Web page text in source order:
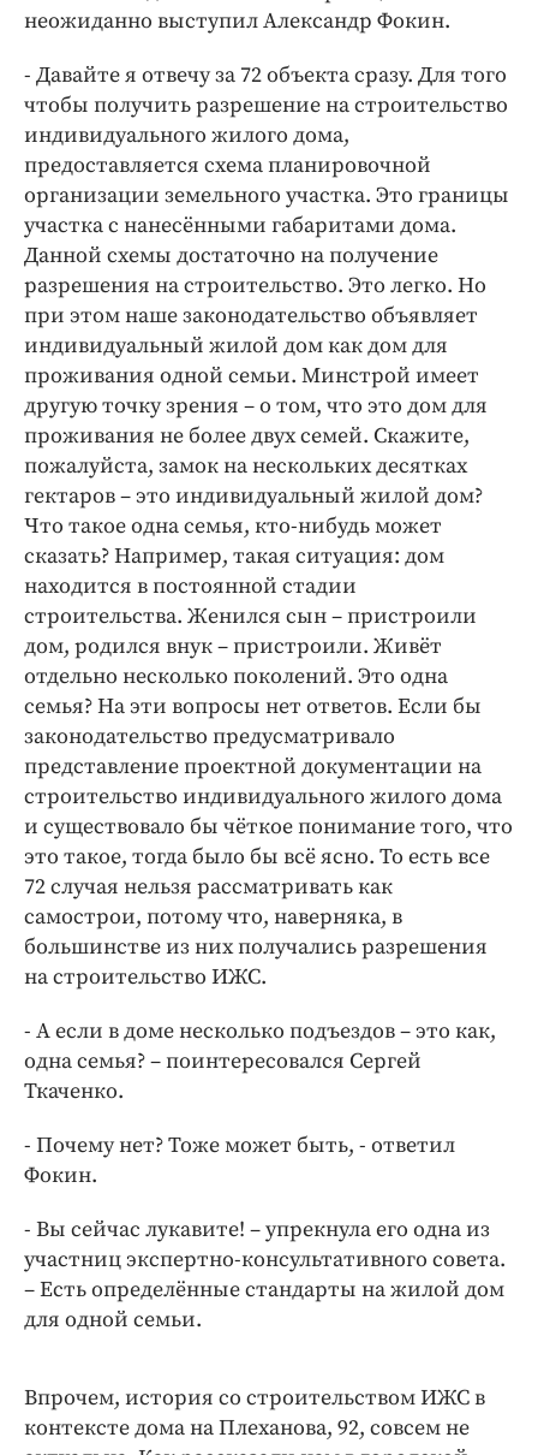
неожиданно выступил Александр Фокин.
- Давайте я отвечу за 72 объекта сразу. Для того
чтобы получить разрешение на строительство
индивидуального жилого дома,
предоставляется схема планировочной
организации земельного участка. Это границы
участка с нанесёнными габаритами дома.
Данной схемы достаточно на получение
разрешения на строительство. Это легко. Но
при этом наше законодательство объявляет
индивидуальный жилой дом как дом для
проживания одной семьи. Минстрой имеет
другую точку зрения – о том, что это дом для
проживания не более двух семей. Скажите,
пожалуйста, замок на нескольких десятках
гектаров – это индивидуальный жилой дом?
Что такое одна семья, кто-нибудь может
сказать? Например, такая ситуация: дом
находится в постоянной стадии
строительства. Женился сын – пристроили
дом, родился внук – пристроили. Живёт
отдельно несколько поколений. Это одна
семья? На эти вопросы нет ответов. Если бы
законодательство предусматривало
представление проектной документации на
строительство индивидуального жилого дома
и существовало бы чёткое понимание того, что
это такое, тогда было бы всё ясно. То есть все
72 случая нельзя рассматривать как
самострои, потому что, наверняка, в
большинстве из них получались разрешения
на строительство ИЖС.
- А если в доме несколько подъездов – это как,
одна семья? – поинтересовался Сергей
Ткаченко.
- Почему нет? Тоже может быть, - ответил
Фокин.
- Вы сейчас лукавите! – упрекнула его одна из
участниц экспертно-консультативного совета.
– Есть определённые стандарты на жилой дом
для одной семьи.
Впрочем, история со строительством ИЖС в
контексте дома на Плеханова, 92, совсем не